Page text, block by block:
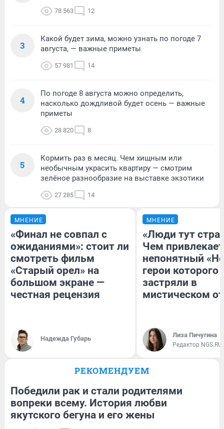
78 563 12
3
Какой будет зима, можно узнать по погоде 7
августа, — важные приметы
57 981 14
4
По погоде 8 августа можно определить,
насколько дождливой будет осень — важные
приметы
28 820 8
5
Кормить раз в месяц. Чем хищным или
необычным украсить квартиру — смотрим
зелёное разнообразие на выставке экзотики
27 285 14
МНЕНИЕ
«Финал не совпал с
ожиданиями»: стоит ли
смотреть фильм
«Старый орел» на
большом экране —
честная рецензия
Надежда Губарь
МНЕНИЕ
«Люди тут
Чем привлекает
непонятный
герои которого
застряли в
мистическом
Лиза Пичугина
Редактор NGS.RU
РЕКОМЕНДУЕМ
Победили рак и стали родителями
вопреки всему. История любви
якутского бегуна и его жены